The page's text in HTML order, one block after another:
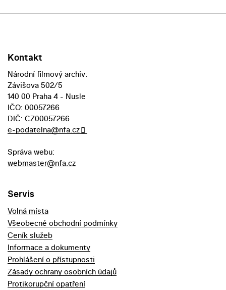
Kontakt
Národní filmový archiv:
Závišova 502/5
140 00 Praha 4 - Nusle
IČO: 00057266
DIČ: CZ00057266
e-podatelna@nfa.cz
Správa webu:
webmaster@nfa.cz
Servis
Volná místa
Všeobecné obchodní podmínky
Ceník služeb
Informace a dokumenty
Prohlášení o přístupnosti
Zásady ochrany osobních údajů
Protikorupční opatření